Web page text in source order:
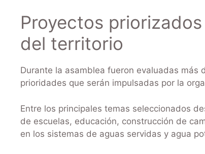
Proyectos
del territorio
Durante la asamblea fueron evaluadas más
prioridades que serán impulsadas por la
Entre los principales temas seleccionados
de escuelas, educación, construcción de
en los sistemas de aguas servidas y agua